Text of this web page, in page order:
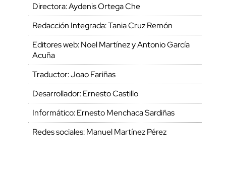
Directora: Aydenis Ortega Che
Redacción Integrada: Tania Cruz Remón
Editores web: Noel Martínez y Antonio García
Acuña
Traductor: Joao Fariñas
Desarrollador: Ernesto Castillo
Informático: Ernesto Menchaca Sardiñas
Redes sociales: Manuel Martínez Pérez